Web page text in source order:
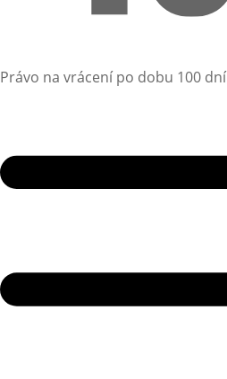
Právo na vrácení po dobu 100 dní